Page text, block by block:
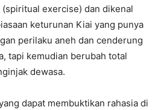
exercise) dan dikenal
keturunan Kiai yang punya
perilaku aneh dan cenderung
tapi kemudian berubah total
dewasa.
dapat membuktikan rahasia di